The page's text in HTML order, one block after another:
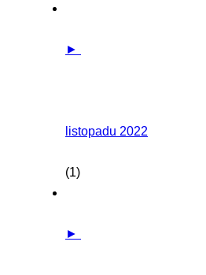
►
listopadu 2022
(1)
►